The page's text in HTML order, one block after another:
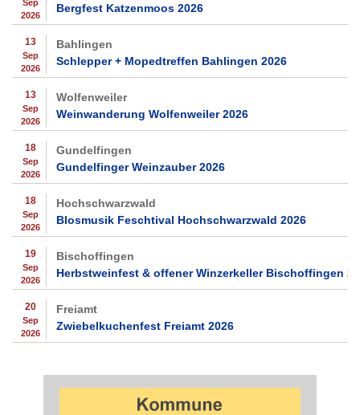
Sep
2026
Bergfest Katzenmoos 2026
13
Sep
2026
Bahlingen
Schlepper + Mopedtreffen Bahlingen 2026
13
Sep
2026
Wolfenweiler
Weinwanderung Wolfenweiler 2026
18
Sep
2026
Gundelfingen
Gundelfinger Weinzauber 2026
18
Sep
2026
Hochschwarzwald
Blosmusik Feschtival Hochschwarzwald 2026
19
Sep
2026
Bischoffingen
Herbstweinfest & offener Winzerkeller Bischoffingen
20
Sep
2026
Freiamt
Zwiebelkuchenfest Freiamt 2026